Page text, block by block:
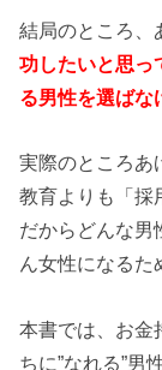
結局のところ、
功したいと思っ
る男性を選ばな
実際のところあ
教育よりも「採
だからどんな男
ん女性になるた
本書では、お金
ちに”なれる”男